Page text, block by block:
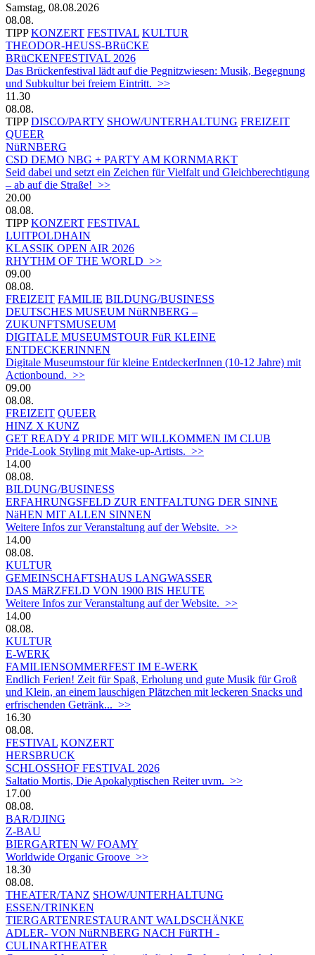
Samstag, 08.08.2026
08.08.
TIPP KONZERT FESTIVAL KULTUR
THEODOR-HEUSS-BRüCKE
BRüCKENFESTIVAL 2026
Das Brückenfestival lädt auf die Pegnitzwiesen: Musik, Begegnung
und Subkultur bei freiem Eintritt. >>
11.30
08.08.
TIPP DISCO/PARTY SHOW/UNTERHALTUNG FREIZEIT
QUEER
NüRNBERG
CSD DEMO NBG + PARTY AM KORNMARKT
Seid dabei und setzt ein Zeichen für Vielfalt und Gleichberechtigung
– ab auf die Straße! >>
20.00
08.08.
TIPP KONZERT FESTIVAL
LUITPOLDHAIN
KLASSIK OPEN AIR 2026
RHYTHM OF THE WORLD >>
09.00
08.08.
FREIZEIT FAMILIE BILDUNG/BUSINESS
DEUTSCHES MUSEUM NüRNBERG –
ZUKUNFTSMUSEUM
DIGITALE MUSEUMSTOUR FüR KLEINE
ENTDECKERINNEN
Digitale Museumstour für kleine EntdeckerInnen (10-12 Jahre) mit
Actionbound. >>
09.00
08.08.
FREIZEIT QUEER
HINZ X KUNZ
GET READY 4 PRIDE MIT WILLKOMMEN IM CLUB
Pride-Look Styling mit Make-up-Artists. >>
14.00
08.08.
BILDUNG/BUSINESS
ERFAHRUNGSFELD ZUR ENTFALTUNG DER SINNE
NäHEN MIT ALLEN SINNEN
Weitere Infos zur Veranstaltung auf der Website. >>
14.00
08.08.
KULTUR
GEMEINSCHAFTSHAUS LANGWASSER
DAS MäRZFELD VON 1900 BIS HEUTE
Weitere Infos zur Veranstaltung auf der Website. >>
14.00
08.08.
KULTUR
E-WERK
FAMILIENSOMMERFEST IM E-WERK
Endlich Ferien! Zeit für Spaß, Erholung und gute Musik für Groß
und Klein, an einem lauschigen Plätzchen mit leckeren Snacks und
erfrischenden Getränk... >>
16.30
08.08.
FESTIVAL KONZERT
HERSBRUCK
SCHLOSSHOF FESTIVAL 2026
Saltatio Mortis, Die Apokalyptischen Reiter uvm. >>
17.00
08.08.
BAR/DJING
Z-BAU
BIERGARTEN W/ FOAMY
Worldwide Organic Groove >>
18.30
08.08.
THEATER/TANZ SHOW/UNTERHALTUNG
ESSEN/TRINKEN
TIERGARTEN­RESTAURANT WALDSCHÄNKE
ADLER- VON NüRNBERG NACH FüRTH -
CULINARTHEATER